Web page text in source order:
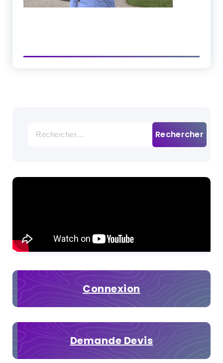
Connexion
Demande Devis